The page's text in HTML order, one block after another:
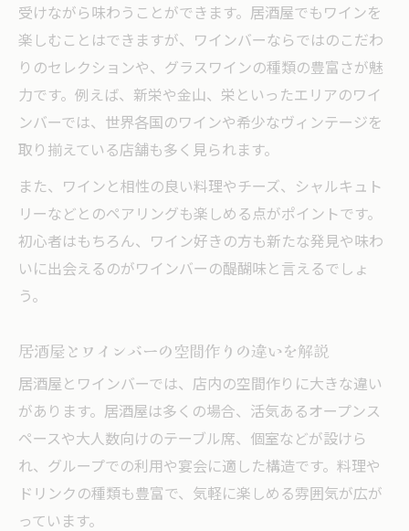
受けながら味わうことができます。居酒屋でもワインを
楽しむことはできますが、ワインバーならではのこだわ
りのセレクションや、グラスワインの種類の豊富さが魅
力です。例えば、新栄や金山、栄といったエリアのワイ
ンバーでは、世界各国のワインや希少なヴィンテージを
取り揃えている店舗も多く見られます。
また、ワインと相性の良い料理やチーズ、シャルキュト
リーなどとのペアリングも楽しめる点がポイントです。
初心者はもちろん、ワイン好きの方も新たな発見や味わ
いに出会えるのがワインバーの醍醐味と言えるでしょ
う。
居酒屋とワインバーの空間作りの違いを解説
居酒屋とワインバーでは、店内の空間作りに大きな違い
があります。居酒屋は多くの場合、活気あるオープンス
ペースや大人数向けのテーブル席、個室などが設けら
れ、グループでの利用や宴会に適した構造です。料理や
ドリンクの種類も豊富で、気軽に楽しめる雰囲気が広が
っています。